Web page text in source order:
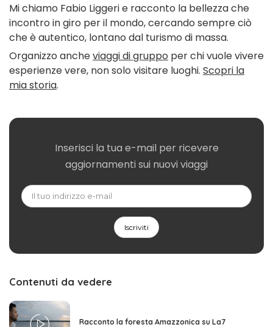
Mi chiamo Fabio Liggeri e racconto la bellezza che
incontro in giro per il mondo, cercando sempre ciò
che è autentico, lontano dal turismo di massa.
Organizzo ancheviaggi di gruppo per chi vuole vivere
esperienze vere, non solo visitare luoghi. Scopri la
mia storia.
Inserisci la tua e-mail per ricevere
aggiornamenti sui nuovi viaggi
Contenuti da vedere
Racconto la foresta Amazzonica su La7